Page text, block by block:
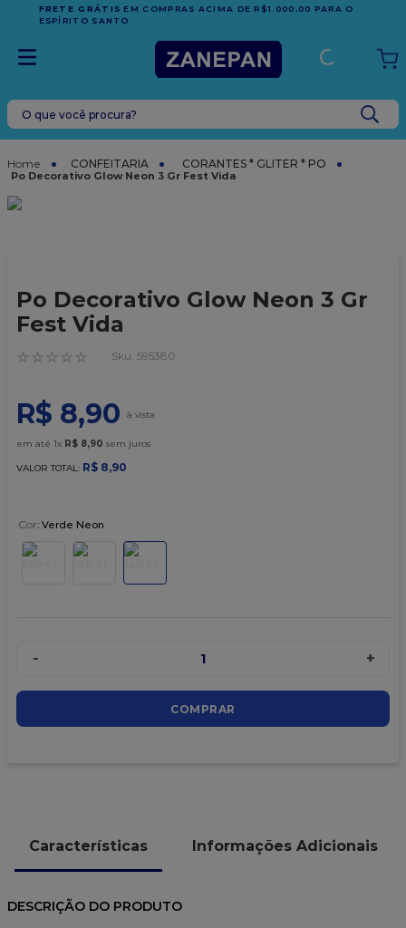
FRETE GRÁTIS EM COMPRAS ACIMA DE R$1.000,00 PARA O
ESPÍRITO SANTO
O que você procura?
CONFEITARIA CORANTES * GLITER * PO
Po Decorativo Glow Neon 3 Gr Fest Vida
Po Decorativo Glow Neon 3 Gr
Fest Vida
☆ ☆ ☆ ☆ ☆ : 595380
R$ 8,90
em até 1x R$ 8,90 sem juros
VALOR TOTAL: R$ 8,90
Cor: Verde Neon
- 1 +
COMPRAR
Características Informações Adicionais
DESCRIÇÃO DO PRODUTO
TERMOS MAIS BUSCADOS
caixa
6
sacola
9º
caixa kraft
10º chocolate